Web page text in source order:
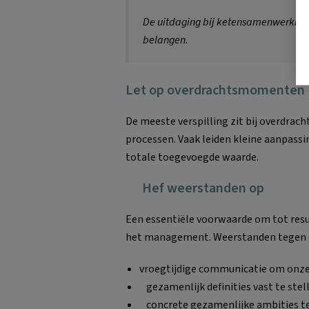
De uitdaging bij ketensamenwerking
belangen.
Let op overdrachtsmomenten
De meeste verspilling zit bij
processen. Vaak leiden kleine
totale toegevoegde waarde.
Hef weerstanden op
Een essentiële voorwaarde om tot
het management. Weerstanden
vroegtijdige communicatie om
gezamenlijk definities vast te
concrete gezamenlijke ambities